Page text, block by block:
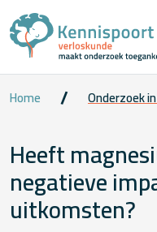
Home Onderzoek
Heeft
negatieve
uitkomsten?